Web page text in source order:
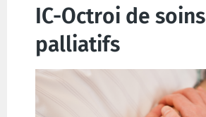
IC-Octroi de soins
palliatifs